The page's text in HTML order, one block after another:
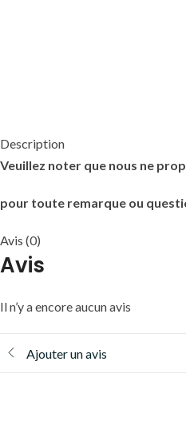
Description
Veuillez noter que nous ne
pour toute remarque ou
Avis (0)
Avis
Il n’y a encore aucun avis
Ajouter un avis